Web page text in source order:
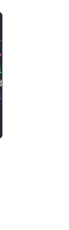
sign-out"
al